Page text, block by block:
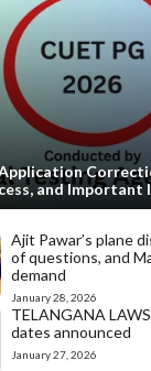
Application
and
Ajit Pawar’s plane
of questions, and
demand
January 28, 2026
TELANGANA
dates announced
January 27, 2026